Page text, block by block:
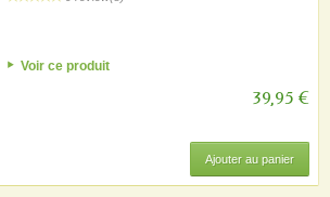
Voir ce produit
39,95 €
Ajouter au panier